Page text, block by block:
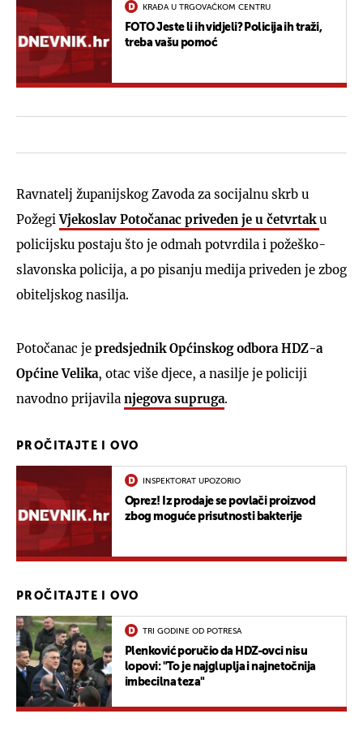
KRAĐA U TRGOVAČKOM CENTRU
FOTO Jeste li ih vidjeli? Policija ih traži,
treba vašu pomoć
Ravnatelj županijskog Zavoda za socijalnu skrb u
PožegiVjekoslav Potočanac priveden je u četvrtaku
policijsku postaju što je odmah potvrdila i požeško-
slavonska policija, a po pisanju medija priveden je zbog
obiteljskog nasilja.
Potočanac je predsjednik Općinskog odbora HDZ-a
Općine Velika, otac više djece, a nasilje je policiji
navodno prijavila njegova supruga.
PROČITAJTE I OVO
INSPEKTORAT UPOZORIO
Oprez! Iz prodaje se povlači proizvod
zbog moguće prisutnosti bakterije
PROČITAJTE I OVO
TRI GODINE OD POTRESA
Plenković poručio da HDZ-ovci nisu
lopovi: "To je najgluplja i najnetočnija
imbecilna teza"